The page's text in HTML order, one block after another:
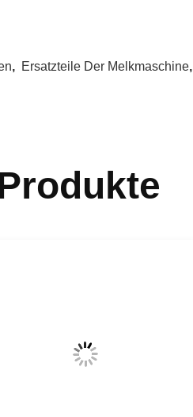
, Ersatzteile Der Melkmaschine,